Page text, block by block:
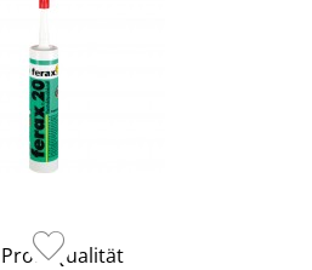
Qualität